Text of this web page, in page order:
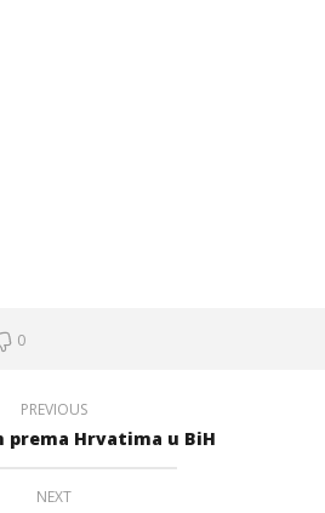
0
PREVIOUS
prema Hrvatima u BiH
NEXT